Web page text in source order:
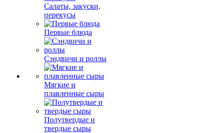
Салаты, закуски,
перекусы
Первые блюда
Сэндвичи и роллы
Мягкие и
плавленные сыры
Полутвердые и
твердые сыры